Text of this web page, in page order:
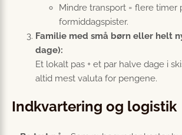
Mindre transport = flere timer
formiddagspister.
Familie med små børn eller helt
dage):
Et lokalt pas + et par halve dage i
altid mest valuta for pengene.
Indkvartering og logistik